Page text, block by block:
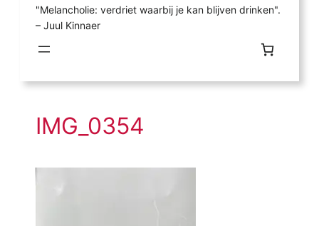
"Melancholie: verdriet waarbij je kan blijven drinken".
– Juul Kinnaer
IMG_0354